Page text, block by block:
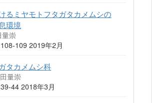
るミヤモトフタガタカメムシの
環境
崇
109 2019年2月
タカメムシ科
量崇
44 2018年3月